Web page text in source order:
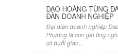
DAO HOÀNG TÙNG
ĐÀN DOANH NGHIỆP
Đại diện doanh nghiệp
Phượng là con gái ông
có buổi giao...